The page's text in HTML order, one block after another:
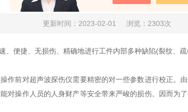
更新时间：2023-02-01 浏览：2303次
捷、无损伤、精确地进行工件内部多种缺陷(裂纹、
前对超声波探伤仪需要精密的对一些参数进行校正。
对操作人员的人身财产等安全带来严峻的损伤。因而为